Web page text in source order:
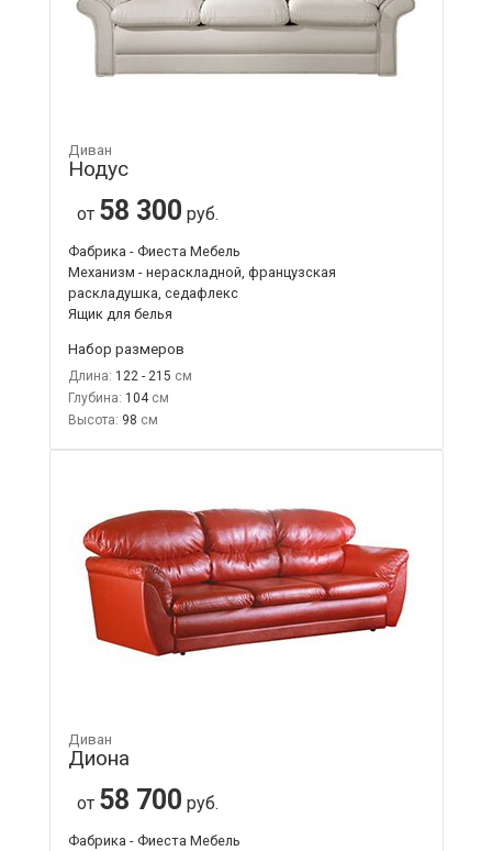
Диван
Нодус
от 58 300 руб.
Фабрика - Фиеста Мебель
Механизм - нераскладной, французская
раскладушка, седафлекс
Ящик для белья
Набор размеров
Длина: 122 - 215
Глубина: 104
Высота: 98
Диван
Диона
от 58 700 руб.
Фабрика - Фиеста Мебель